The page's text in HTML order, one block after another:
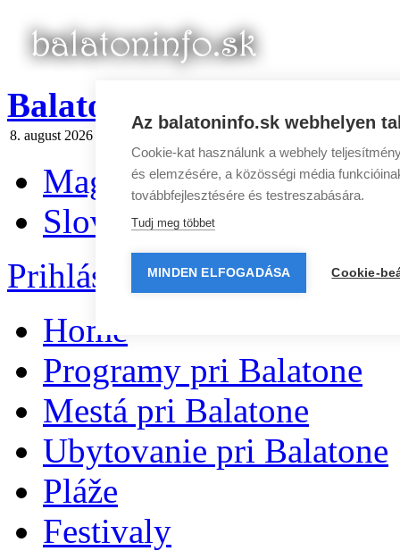
BalatonInfo.sk
8. august 2026 sobota Spravodaj
Magyar
Slovenčina
Prihlásenie|Registrácia
Home
Programy pri Balatone
Mestá pri Balatone
Ubytovanie pri Balatone
Pláže
Festivaly
Az balatoninfo.sk webhelyen
Cookie-kat használunk a webhely
és elemzésére, a közösségi média
továbbfejlesztésére és testreszabására.
Tudj meg többet
MINDEN ELFOGADÁSA Cookie-